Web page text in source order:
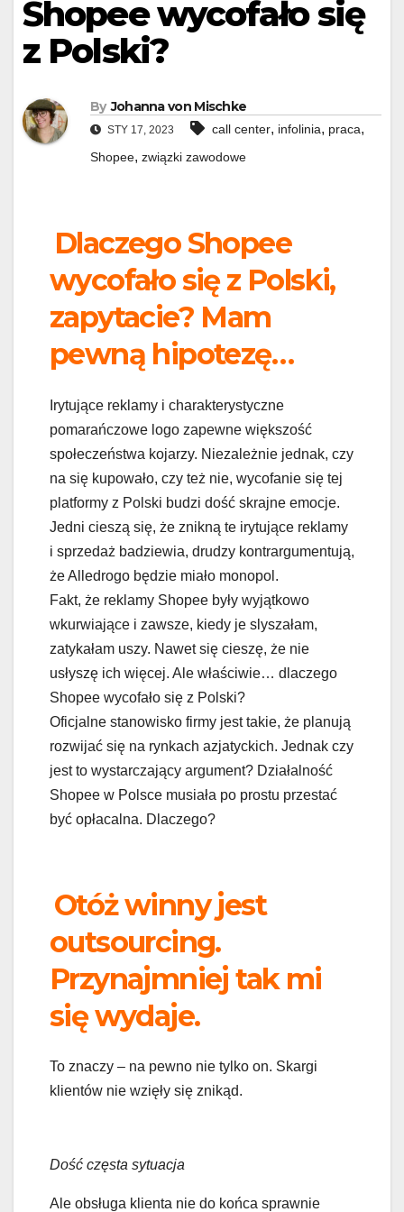
Shopee wycofało się
z Polski?
By Johanna von Mischke
STY 17, 2023 call center, infolinia, praca,
Shopee, związki zawodowe
Dlaczego Shopee
wycofało się z Polski,
zapytacie? Mam
pewną hipotezę…
Irytujące reklamy i charakterystyczne
pomarańczowe logo zapewne większość
społeczeństwa kojarzy. Niezależnie jednak, czy
na się kupowało, czy też nie, wycofanie się tej
platformy z Polski budzi dość skrajne emocje.
Jedni cieszą się, że znikną te irytujące reklamy
i sprzedaż badziewia, drudzy kontrargumentują,
że Alledrogo będzie miało monopol.
Fakt, że reklamy Shopee były wyjątkowo
wkurwiające i zawsze, kiedy je slyszałam,
zatykałam uszy. Nawet się cieszę, że nie
usłyszę ich więcej. Ale właściwie… dlaczego
Shopee wycofało się z Polski?
Oficjalne stanowisko firmy jest takie, że planują
rozwijać się na rynkach azjatyckich. Jednak czy
jest to wystarczający argument? Działalność
Shopee w Polsce musiała po prostu przestać
być opłacalna. Dlaczego?
Otóż winny jest
outsourcing.
Przynajmniej tak mi
się wydaje.
To znaczy – na pewno nie tylko on. Skargi
klientów nie wzięły się znikąd.
Dość częsta sytuacja
Ale obsługa klienta nie do końca sprawnie